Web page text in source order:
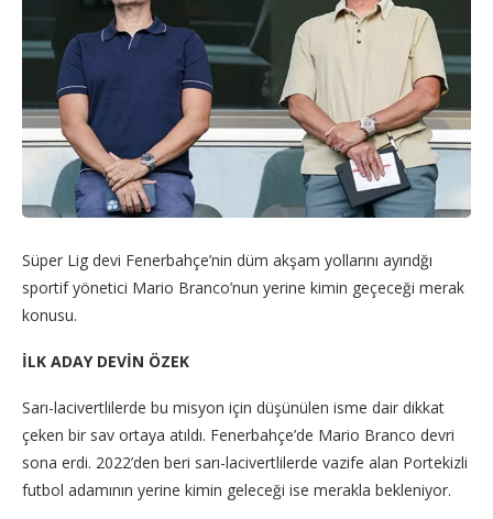
Süper Lig devi Fenerbahçe’nin düm akşam yollarını ayırıdğı
sportif yönetici Mario Branco’nun yerine kimin geçeceği merak
konusu.
İLK ADAY DEVİN ÖZEK
Sarı-lacivertlilerde bu misyon için düşünülen isme dair dikkat
çeken bir sav ortaya atıldı. Fenerbahçe’de Mario Branco devri
sona erdi. 2022’den beri sarı-lacivertlilerde vazife alan Portekizli
futbol adamının yerine kimin geleceği ise merakla bekleniyor.